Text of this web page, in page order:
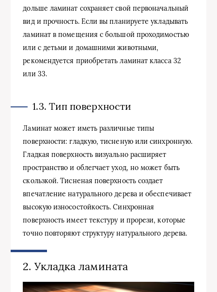
дольше ламинат сохраняет свой первоначальный
вид и прочность. Если вы планируете укладывать
ламинат в помещения с большой проходимостью
или с детьми и домашними животными,
рекомендуется приобретать ламинат класса 32
или 33.
1.3. Тип поверхности
Ламинат может иметь различные типы
поверхности: гладкую, тисненую или синхронную.
Гладкая поверхность визуально расширяет
пространство и облегчает уход, но может быть
скользкой. Тисненая поверхность создает
впечатление натурального дерева и обеспечивает
высокую износостойкость. Синхронная
поверхность имеет текстуру и прорези, которые
точно повторяют структуру натурального дерева.
2. Укладка ламината